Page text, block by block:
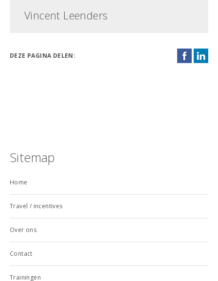
Vincent Leenders
DEZE PAGINA DELEN:
Sitemap
Home
Travel / incentives
Over ons
Contact
Trainingen